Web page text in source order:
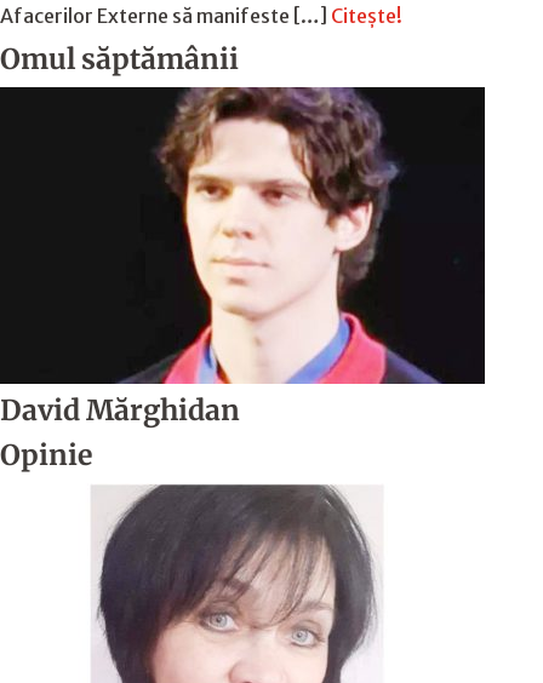
Afacerilor Externe să manifeste […] Citește!
Omul săptămânii
David Mărghidan
Opinie